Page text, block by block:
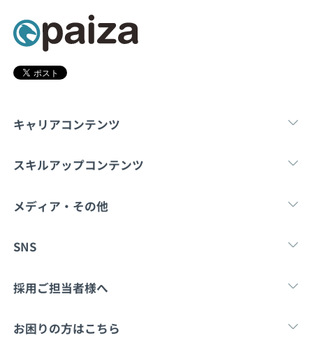
契約内容・クーポン
キャリアコンテンツ
転職・キャリア 新卒就
スキルアップコンテンツ
学習 マンガ・ゲーム
メディア・その他
Tech Team Journal note
SNS
X
採用ご担当者様へ
採用・教育をお考えの企業様へ 中途求人掲載はこ
お困りの方はこちら